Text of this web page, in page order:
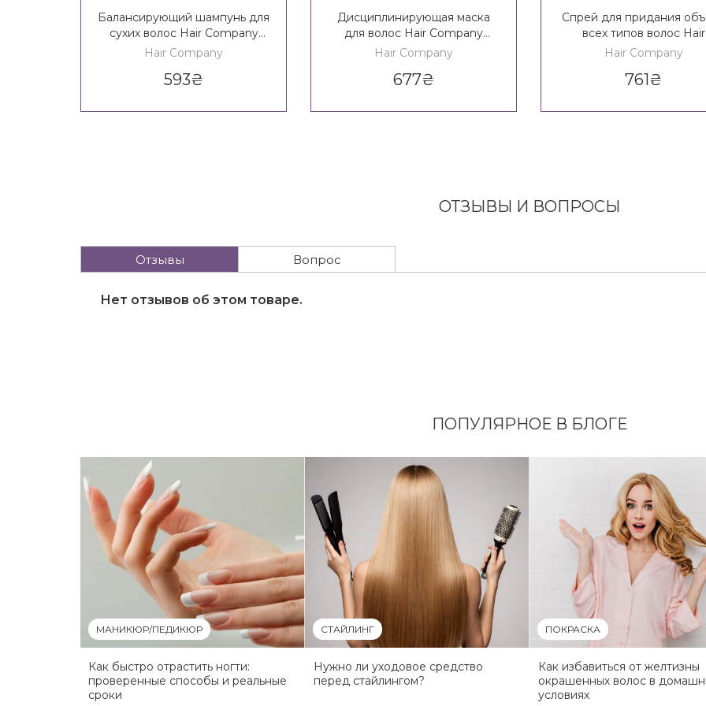
Балансирующий шампунь для
сухих волос Hair Company
Crono Age Balance Girl
Hair Company
593₴
Дисциплинирующая маска
для волос Hair Company
Crono Age Balance Girl
Hair Company
677₴
Спрей для придания
всех типов волос Hair
Company Crono Age
Volume Action
Hair Company
761₴
ОТЗЫВЫ И ВОПРОСЫ
Отзывы Вопрос
Нет отзывов об этом товаре.
ПОПУЛЯРНОЕ В БЛОГЕ
МАНИКЮР/ПЕДИКЮР
Как быстро отрастить ногти:
проверенные способы и реальные
сроки
СТАЙЛИНГ
Нужно ли уходовое средство
перед стайлингом?
ПОКРАСКА
Как избавиться от желтизны
окрашенных волос в
условиях